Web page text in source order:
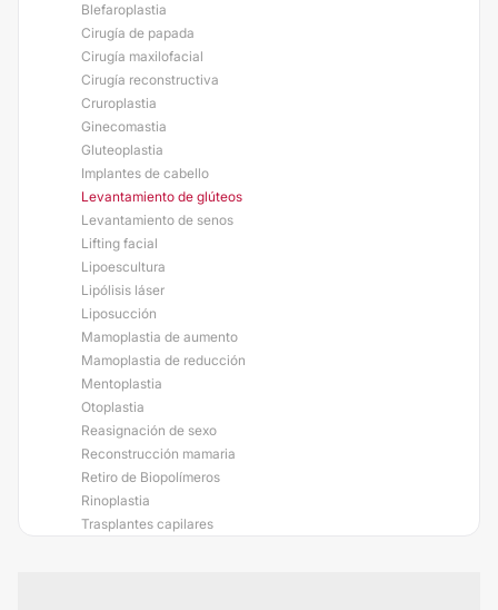
Blefaroplastia
Cirugía de papada
Cirugía maxilofacial
Cirugía reconstructiva
Cruroplastia
Ginecomastia
Gluteoplastia
Implantes de cabello
Levantamiento de glúteos
Levantamiento de senos
Lifting facial
Lipoescultura
Lipólisis láser
Liposucción
Mamoplastia de aumento
Mamoplastia de reducción
Mentoplastia
Otoplastia
Reasignación de sexo
Reconstrucción mamaria
Retiro de Biopolímeros
Rinoplastia
Trasplantes capilares